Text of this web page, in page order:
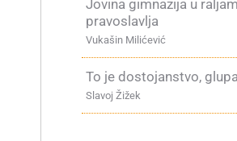
Jovina gimnazija u
pravoslavlja
Vukašin Milićević
To je dostojanstvo,
Slavoj Žižek